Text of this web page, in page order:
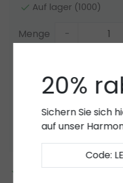
Auf lager (1000)
Menge -
Zur
2 bis 7 Jahre
20%
Sichern Sie sich
auf unser
Code: